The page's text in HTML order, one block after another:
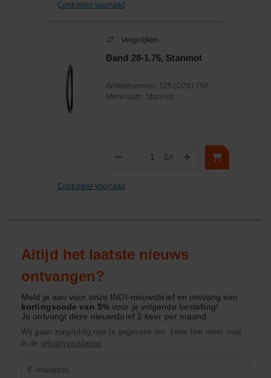
Controleer voorraad
Vergelijken
Band 28-1.75, Stanmot
Artikelnummer: 1251O28175P
Merknaam: Stanmot
− Aantal
EA +
Controleer voorraad
Altijd het laatste nieuws
ontvangen?
Meld je aan voor onze INDI-nieuwsbrief en ontvang een
kortingscode van 5%voor je volgende bestelling!
Je ontvangt deze nieuwsbrief 2 keer per maand.
Wij gaan zorgvuldig met je gegevens om. Lees hier meer over
in de privacyverklaring.